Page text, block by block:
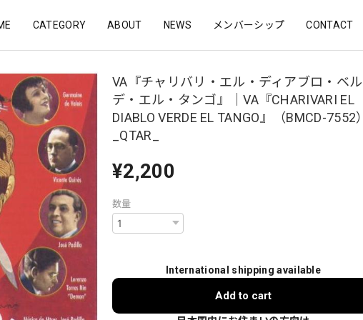
CATEGORY ABOUT NEWS メンバーシップ CONTACT
VA『チャリバリ・エル・ディアブロ・ベル
デ・エル・タンゴ』｜VA『CHARIVARI EL
DIABLO VERDE EL TANGO』（BMCD-7552）
_QTAR_
¥2,200
数量
International shipping available
Add to cart